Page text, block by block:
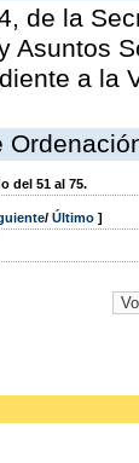
de la
Asuntos
a la
del 51 al 75.
/ Último ]